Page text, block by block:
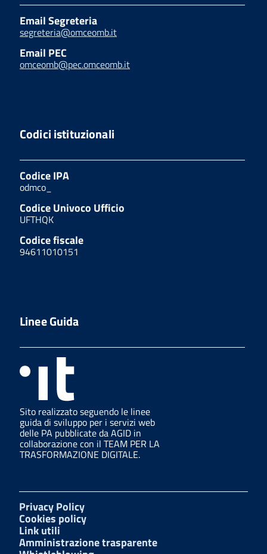
Email Segreteria
segreteria@omceomb.it
Email PEC
omceomb@pec.omceomb.it
Codici istituzionali
Codice IPA
odmco_
Codice Univoco Ufficio
UFTHQK
Codice fiscale
94611010151
Linee Guida
Sito realizzato seguendo le linee
guida di sviluppo per i servizi web
delle PA pubblicate da AGID in
collaborazione con il TEAM PER LA
TRASFORMAZIONE DIGITALE.
Privacy Policy
Cookies policy
Link utili
Amministrazione trasparente